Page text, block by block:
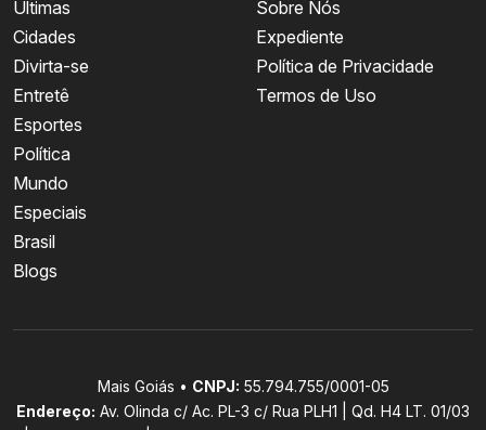
Últimas
Cidades
Divirta-se
Entretê
Esportes
Política
Mundo
Especiais
Brasil
Blogs
Sobre Nós
Expediente
Política de Privacidade
Termos de Uso
Mais Goiás • CNPJ: 55.794.755/0001-05
Endereço: Av. Olinda c/ Ac. PL-3 c/ Rua PLH1 | Qd. H4 LT. 01/03